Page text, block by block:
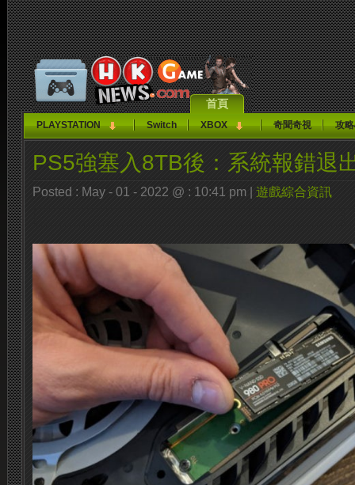
首頁
PLAYSTATION Switch XBOX 奇聞奇視 攻
PS5強塞入8TB後：系統報錯退
Posted : May - 01 - 2022 @ : 10:41 pm | 遊戲綜合資訊